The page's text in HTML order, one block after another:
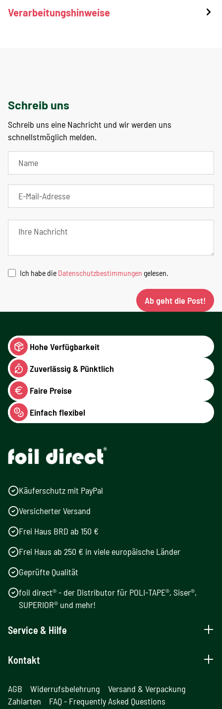
Verarbeitungshinweise
Schreib uns
Schreib uns eine Nachricht und wir werden uns
schnellstmöglich melden.
Ich habe die Datenschutzbestimmungen gelesen.
Ab geht die Post!
Hohe Verfügbarkeit
Zuverlässig & Pünktlich
Faire Preise
Einfach flexibel
Käuferschutz mit PayPal
Versicherter Versand
Frei Haus BRD ab 150 €
Frei Haus ab 250 € in viele europäische Länder
Geprüfte Qualität
foil direct® - der Distributor für POLI-TAPE®, Siser®,
SUPERIOR® und mehr!
Service & Hilfe
Kontakt
AGB Widerrufsbelehrung
Versand & Verpackung
Zahlarten
FAQ - Frequently Asked Questions